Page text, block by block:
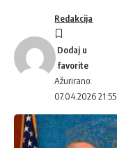
Ažurirano:
07.04.2026 21:55
Redakcija